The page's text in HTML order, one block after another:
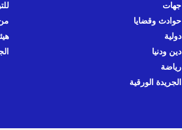
جهات
حوادث وقضايا
دولية
دين ودنيا
رياضة
الجريدة الورقية